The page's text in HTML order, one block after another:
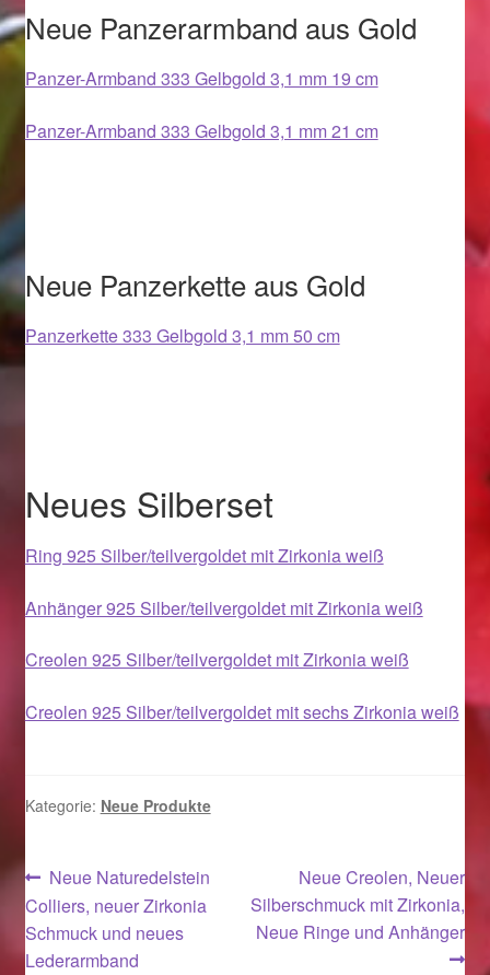
Warenkorb
Weihnachtsangebote 2015
Weihnachtsangebote 2016
Weihnachtsangebote 2019
Neue Panzerarmband aus Gold
Panzer-Armband 333 Gelbgold 3,1 mm 19 cm
Panzer-Armband 333 Gelbgold 3,1 mm 21 cm
Neue Panzerkette aus Gold
Panzerkette 333 Gelbgold 3,1 mm 50 cm
Neues Silberset
Ring 925 Silber/teilvergoldet mit Zirkonia weiß
Anhänger 925 Silber/teilvergoldet mit Zirkonia weiß
Creolen 925 Silber/teilvergoldet mit Zirkonia weiß
Creolen 925 Silber/teilvergoldet mit sechs Zirkonia weiß
Kategorie: Neue Produkte
Beitragsnavigation
Vorheriger
Beitrag:
Neue Naturedelstein
Colliers, neuer Zirkonia
Schmuck und neues
Lederarmband
Nächster
Beitrag:
Neue Creolen, Neuer
Silberschmuck mit Zirkonia,
Neue Ringe und Anhänger